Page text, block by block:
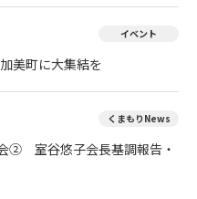
イベント
美町に大集結を
くまもりNews
② 室谷悠子会長基調報告・